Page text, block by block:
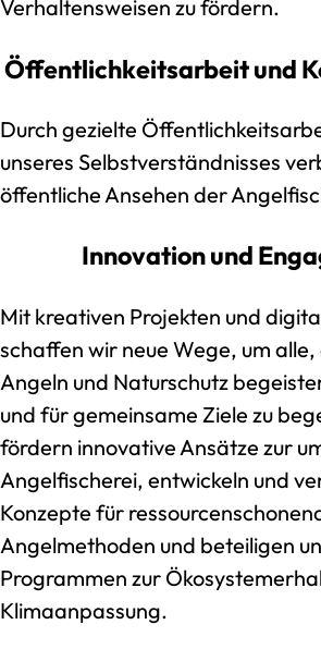
Verhaltensweisen zu fördern.
Öffentlichkeitsarbeit und
Durch gezielte
unseres Selbstverständnisses
öffentliche Ansehen der
Innovation und
Mit kreativen Projekten und
schaffen wir neue Wege, um
Angeln und Naturschutz
und für gemeinsame Ziele zu
fördern innovative Ansätze zur
Angelfischerei, entwickeln und
Konzepte für
Angelmethoden und beteiligen
Programmen zur
Klimaanpassung.